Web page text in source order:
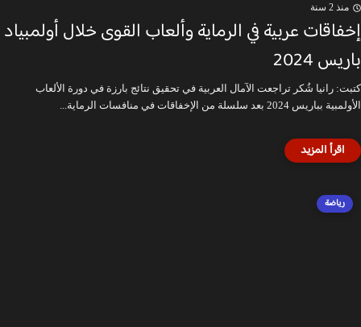
منذ 2 سنة
إخفاقات عربية في الرماية وألعاب القوى خلال أولمبياد
باريس 2024
كتبت: رانيا شُكر تراجعت الآمال العربية في تحقيق نتائج بارزة في دورة الألعاب
الأولمبية بباريس 2024 بعد سلسلة من الإخفاقات في منافسات الرماية...
رياضة